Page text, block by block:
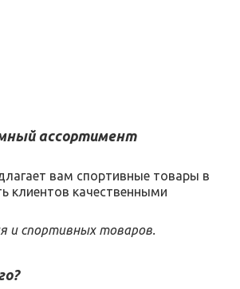
ассортимент
вам спортивные товары в
клиентов качественными
и спортивных товаров.